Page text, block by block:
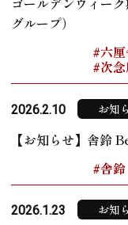
グループ）
#六
#次
2026.2.10 お知
【お知らせ】舎鈴
#舎鈴
2026.1.23 お知